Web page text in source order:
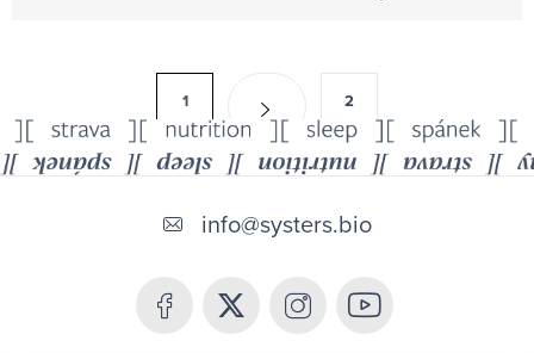
v
l
á
t
r
á
1 2
Z
info@systers.bio